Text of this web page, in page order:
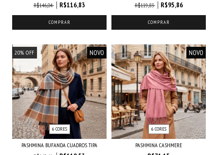
R$146,04
R$116,83
COMPRAR
R$119,83
R$95,86
COMPRAR
20% OFF NOVO
6 CORES
PASHMINA BUFANDA CUADROS TIPA
NOVO
6 CORES
PASHMINA CASHMERE